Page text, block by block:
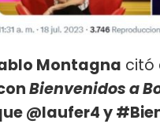
Montagna citó
Bienvenidos a
@laufer4 y